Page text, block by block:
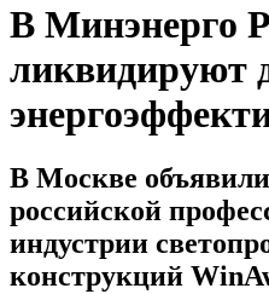
В Минэнерго
ликвидируют
В Москве объявили
российской
индустрии
конструкций